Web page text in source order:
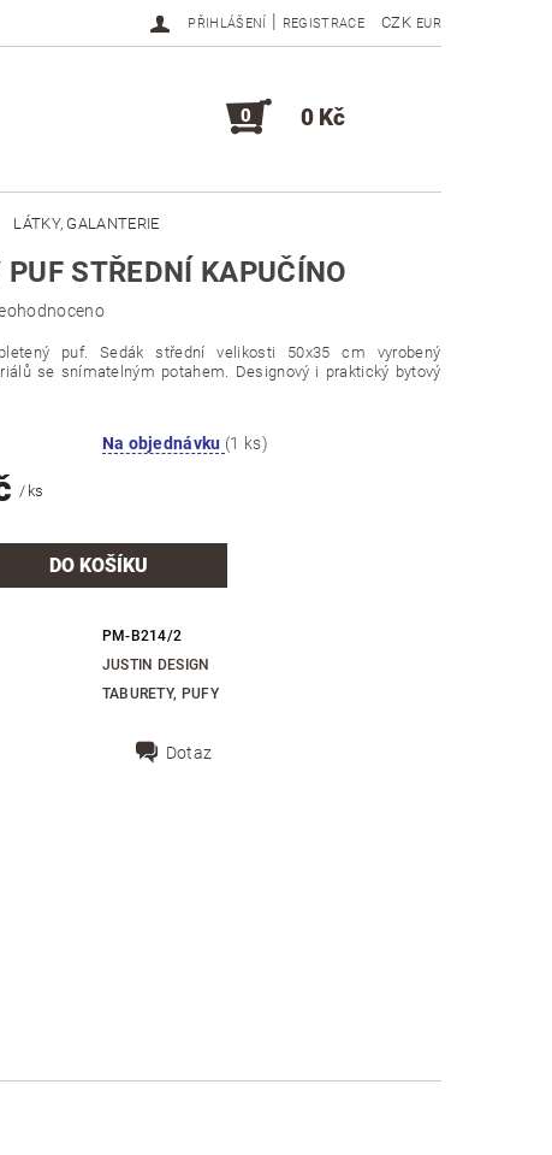
CZK EUR
PŘIHLÁŠENÍ | REGISTRACE
0 0 Kč
LÁTKY, GALANTERIE
DOPLŇKY, KOMPONENTY
PUF STŘEDNÍ KAPUČÍNO
puf. Sedák střední velikosti 50x35 cm vyrobený
se snímatelným potahem. Designový i praktický bytový
Na objednávku (1 ks)
/ ks
PM-B214/2
JUSTIN DESIGN
TABURETY, PUFY
Dotaz